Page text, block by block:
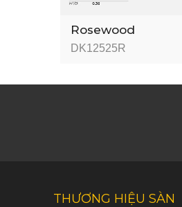
Rosewood
DK12525R
THƯƠNG HIỆU SÀN